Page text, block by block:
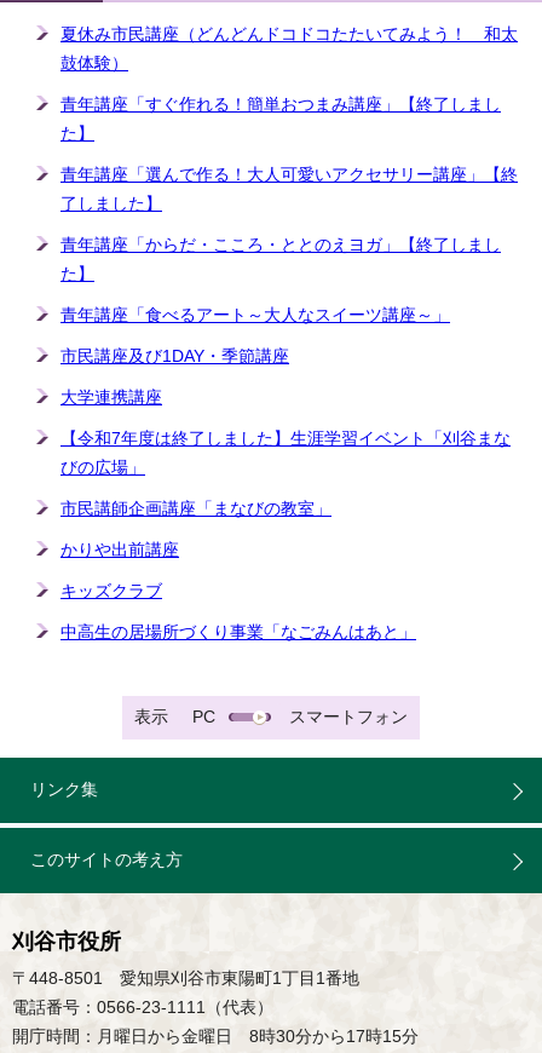
夏休み市民講座（どんどんドコドコたたいてみよう！ 和太
鼓体験）
青年講座「すぐ作れる！簡単おつまみ講座」【終了しまし
た】
青年講座「選んで作る！大人可愛いアクセサリー講座」【終
了しました】
青年講座「からだ・こころ・ととのえヨガ」【終了しまし
た】
青年講座「食べるアート～大人なスイーツ講座～」
市民講座及び1DAY・季節講座
大学連携講座
【令和7年度は終了しました】生涯学習イベント「刈谷まな
びの広場」
市民講師企画講座「まなびの教室」
かりや出前講座
キッズクラブ
中高生の居場所づくり事業「なごみんはあと」
表示 PC スマートフォン
リンク集
このサイトの考え方
刈谷市役所
〒448-8501 愛知県刈谷市東陽町1丁目1番地
電話番号：0566-23-1111（代表）
開庁時間：月曜日から金曜日 8時30分から17時15分